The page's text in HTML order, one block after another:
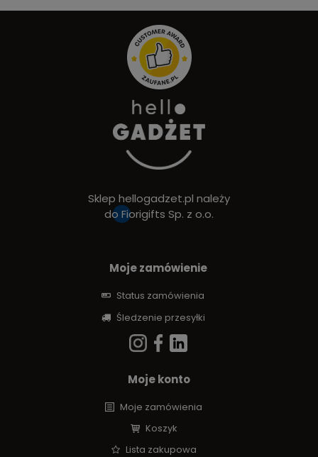
Sklep hellogadzet.pl należy
do Fiorigifts Sp. z o.o.
Moje zamówienie
Status zamówienia
Śledzenie przesyłki
Moje konto
Moje zamówienia
Koszyk
Lista zakupowa